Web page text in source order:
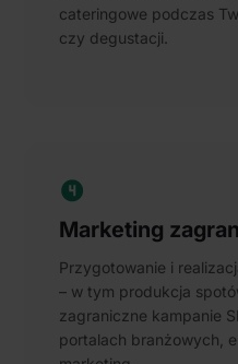
cateringowe podczas
czy degustacji.
Marketing
Przygotowanie i
– w tym produkcja
zagraniczne kampanie
portalach branżowych,